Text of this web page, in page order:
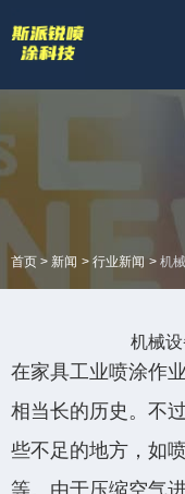
拥有专业
首页 > 新闻 > 行业新闻 > 机
机械
在家具工业喷涂作
相当长的历史。不
些不足的地方，如